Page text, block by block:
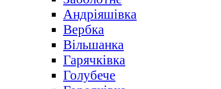
Андріяшівка
Вербка
Вільшанка
Гарячківка
Голубече